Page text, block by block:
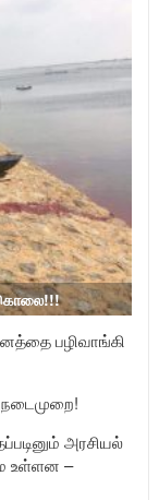
கொலை!!!
பழிவாங்கி
நடைமுறை!
அரசியல்
உள்ளன –